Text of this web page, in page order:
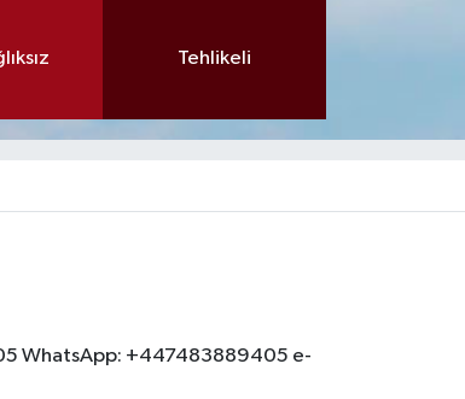
Tehlikeli
WhatsApp: +447483889405 e-